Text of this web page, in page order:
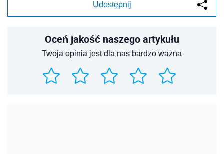
Udostępnij
Oceń jakość naszego artykułu
Twoja opinia jest dla nas bardzo ważna